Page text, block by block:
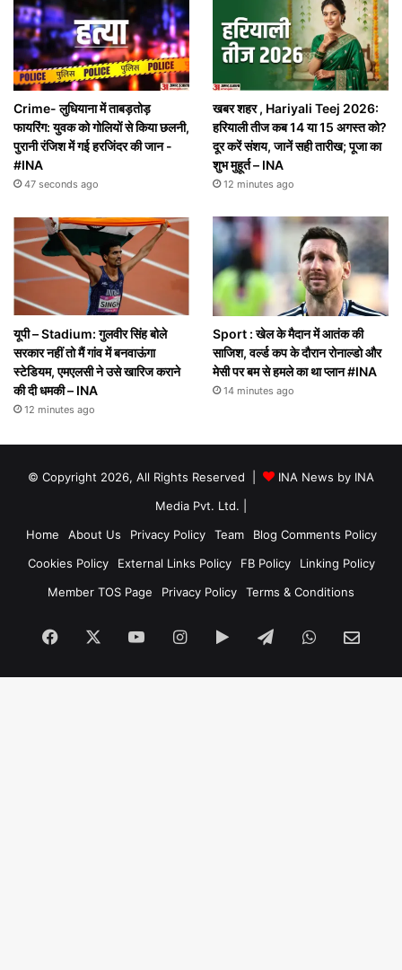
Crime- लुधियाना में ताबड़तोड़
फायरिंग: युवक को गोलियों से किया छलनी,
पुरानी रंजिश में गई हरजिंदर की जान -
#INA
47 seconds ago
खबर शहर , Hariyali Teej 2026:
हरियाली तीज कब 14 या 15 अगस्त को?
दूर करें संशय, जानें सही तारीख; पूजा का
शुभ मुहूर्त – INA
12 minutes ago
यूपी – Stadium: गुलवीर सिंह बोले
सरकार नहीं तो मैं गांव में बनवाऊंगा
स्टेडियम, एमएलसी ने उसे खारिज कराने
की दी धमकी – INA
12 minutes ago
Sport : खेल के मैदान में आतंक की
साजिश, वर्ल्ड कप के दौरान रोनाल्डो और
मेसी पर बम से हमले का था प्लान #INA
14 minutes ago
© Copyright 2026, All Rights Reserved |
INA News by INA
Media Pvt. Ltd.
Home
About Us Privacy Policy Team
Blog Comments Policy
Cookies Policy
External Links Policy FB Policy
Linking Policy
Member TOS Page
Privacy Policy Terms & Conditions
Facebook YouTubeInstagram
Google
Play
TelegramWhatsApp